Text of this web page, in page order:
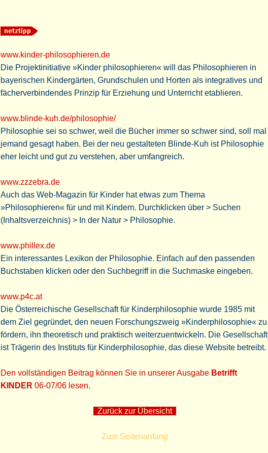
www.kinder-philosophieren.de
Die Projektinitiative »Kinder philosophieren« will das Philosophieren in
bayerischen Kindergärten, Grundschulen und Horten als integratives und
fächerverbindendes Prinzip für Erziehung und Unterricht etablieren.
www.blinde-kuh.de/philosophie/
Philosophie sei so schwer, weil die Bücher immer so schwer sind, soll mal
jemand gesagt haben. Bei der neu gestalteten Blinde-Kuh ist Philosophie
eher leicht und gut zu verstehen, aber umfangreich.
www.zzzebra.de
Auch das Web-Magazin für Kinder hat etwas zum Thema
»Philosophieren« für und mit Kindern. Durchklicken über > Suchen
(Inhaltsverzeichnis) > In der Natur > Philosophie.
www.phillex.de
Ein interessantes Lexikon der Philosophie. Einfach auf den passenden
Buchstaben klicken oder den Suchbegriff in die Suchmaske eingeben.
www.p4c.at
Die Österreichische Gesellschaft für Kinderphilosophie wurde 1985 mit
dem Ziel gegründet, den neuen Forschungszweig »Kinderphilosophie« zu
fördern, ihn theoretisch und praktisch weiterzuentwickeln. Die Gesellschaft
ist Trägerin des Instituts für Kinderphilosophie, das diese Website betreibt.
Den vollständigen Beitrag können Sie in unserer Ausgabe Betrifft
KINDER 06-07/06 lesen.
Zurück zur Übersicht
Zum Seitenanfang